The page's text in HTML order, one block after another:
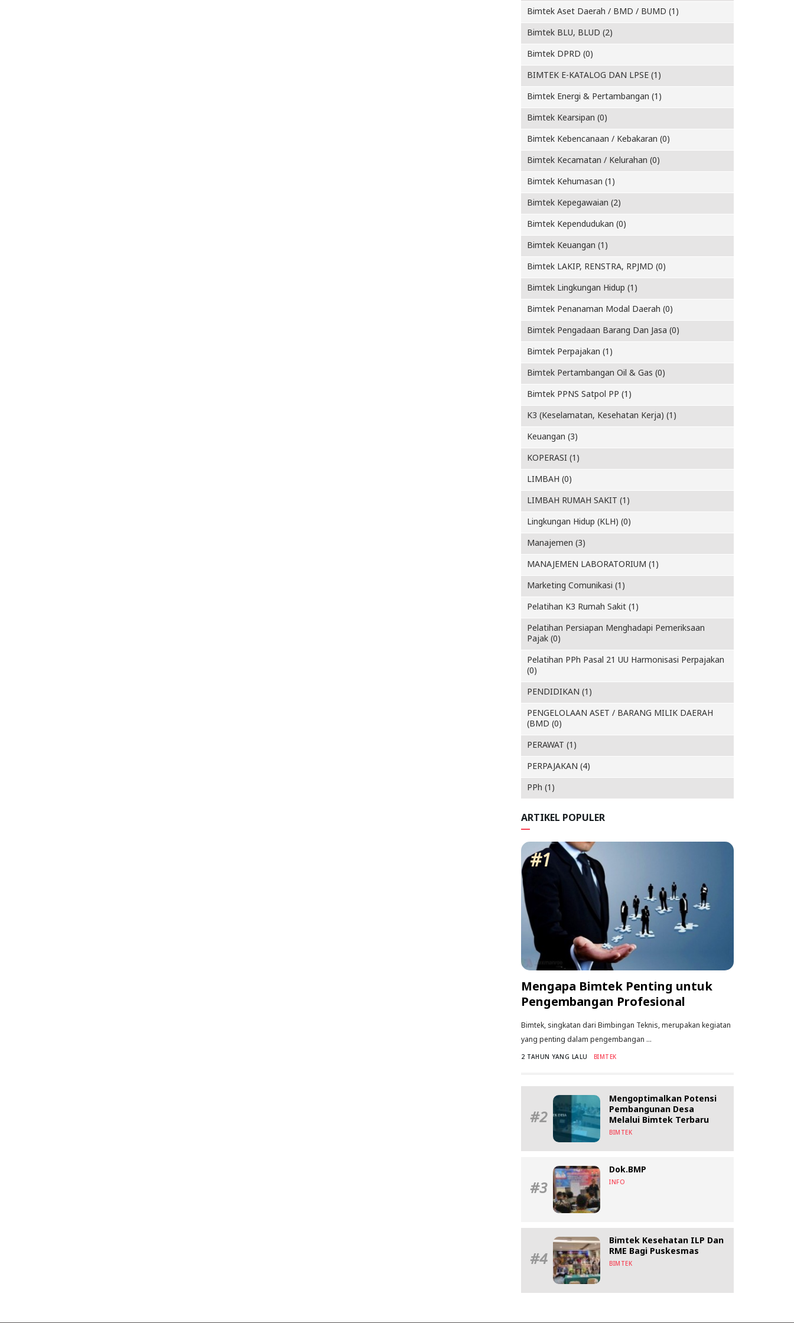
Bimtek Aset Daerah / BMD / BUMD (1)
Bimtek BLU, BLUD (2)
Bimtek DPRD (0)
BIMTEK E-KATALOG DAN LPSE (1)
Bimtek Energi & Pertambangan (1)
Bimtek Kearsipan (0)
Bimtek Kebencanaan / Kebakaran (0)
Bimtek Kecamatan / Kelurahan (0)
Bimtek Kehumasan (1)
Bimtek Kepegawaian (2)
Bimtek Kependudukan (0)
Bimtek Keuangan (1)
Bimtek LAKIP, RENSTRA, RPJMD (0)
Bimtek Lingkungan Hidup (1)
Bimtek Penanaman Modal Daerah (0)
Bimtek Pengadaan Barang Dan Jasa (0)
Bimtek Perpajakan (1)
Bimtek Pertambangan Oil & Gas (0)
Bimtek PPNS Satpol PP (1)
K3 (Keselamatan, Kesehatan Kerja) (1)
Keuangan (3)
KOPERASI (1)
LIMBAH (0)
LIMBAH RUMAH SAKIT (1)
Lingkungan Hidup (KLH) (0)
Manajemen (3)
MANAJEMEN LABORATORIUM (1)
Marketing Comunikasi (1)
Pelatihan K3 Rumah Sakit (1)
Pelatihan Persiapan Menghadapi Pemeriksaan
Pajak (0)
Pelatihan PPh Pasal 21 UU Harmonisasi Perpajakan
(0)
PENDIDIKAN (1)
PENGELOLAAN ASET / BARANG MILIK DAERAH
(BMD (0)
PERAWAT (1)
PERPAJAKAN (4)
PPh (1)
ARTIKEL POPULER
#1
Mengapa Bimtek Penting untuk
Pengembangan Profesional
Bimtek, singkatan dari Bimbingan Teknis, merupakan kegiatan
yang penting dalam pengembangan ...
2 TAHUN YANG LALU BIMTEK
#2
Mengoptimalkan Potensi
Pembangunan Desa
Melalui Bimtek Terbaru
BIMTEK
#3
Dok.BMP
INFO
#4
Bimtek Kesehatan ILP Dan
RME Bagi Puskesmas
BIMTEK